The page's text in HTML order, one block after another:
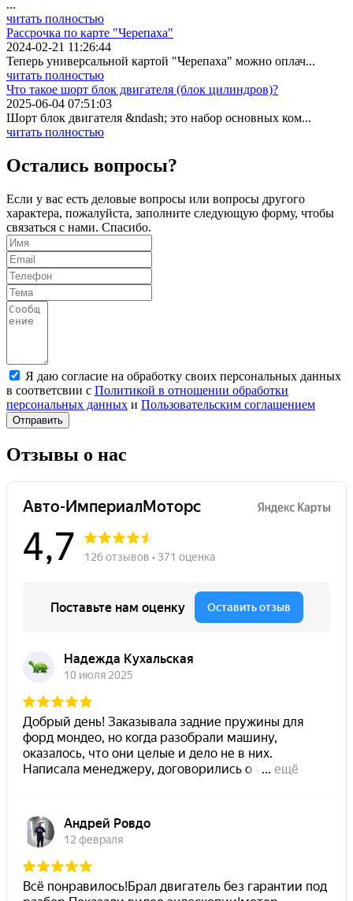
...
читать полностью
Рассрочка по карте "Черепаха"
2024-02-21 11:26:44
Теперь универсальной картой "Черепаха" можно оплач...
читать полностью
Что такое шорт блок двигателя (блок цилиндров)?
2025-06-04 07:51:03
Шорт блок двигателя &ndash; это набор основных ком...
читать полностью
Остались вопросы?
Если у вас есть деловые вопросы или вопросы другого
характера, пожалуйста, заполните следующую форму, чтобы
связаться с нами. Спасибо.
Я даю согласие на обработку своих персональных данных
в соответсвии с Политикой в отношении обработки
персональных данных и Пользовательским соглашением
Отправить
Отзывы о нас